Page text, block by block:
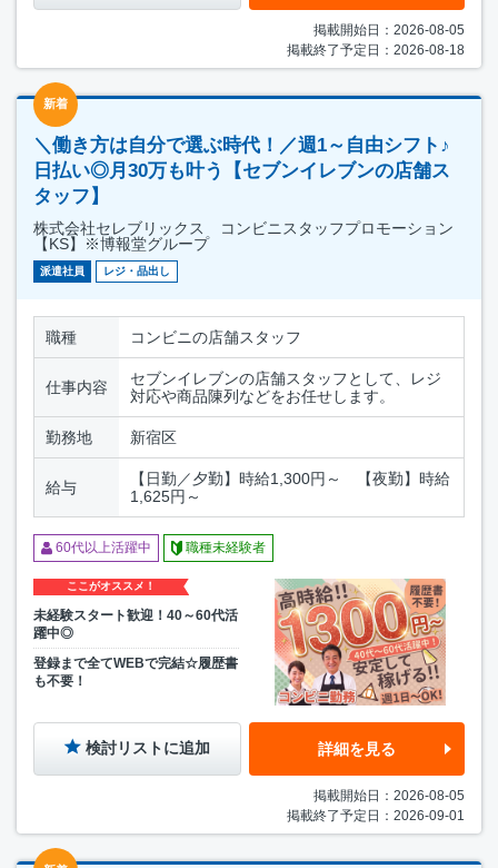
掲載開始日：2026-08-05
掲載終了予定日：2026-08-18
新着
＼働き方は自分で選ぶ時代！／週1～自由シフト♪
日払い◎月30万も叶う【セブンイレブンの店舗ス
タッフ】
株式会社セレブリックス コンビニスタッフプロモーション
【KS】※博報堂グループ
派遣社員 レジ・品出し
職種 コンビニの店舗スタッフ
仕事内容
セブンイレブンの店舗スタッフとして、レジ
対応や商品陳列などをお任せします。
勤務地 新宿区
給与
【日勤／夕勤】時給1,300円～ 【夜勤】時給
1,625円～
60代以上活躍中 職種未経験者
ここがオススメ！
未経験スタート歓迎！40～60代活
躍中◎
登録まで全てWEBで完結☆履歴書
も不要！
検討リストに追加 詳細を見る
掲載開始日：2026-08-05
掲載終了予定日：2026-09-01